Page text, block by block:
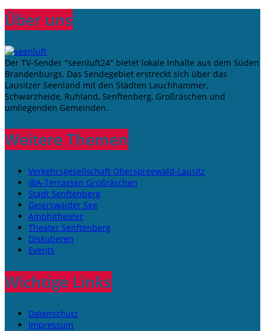
Über uns
Der TV-Sender "seenluft24" bietet lokale Inhalte aus dem Süden
Brandenburgs. Das Sendegebiet erstreckt sich über das
Lausitzer Seenland mit den Städten Lauchhammer,
Schwarzheide, Ruhland, Senftenberg, Großräschen und
umliegenden Gemeinden.
Weitere Themen
Verkehrsgesellschaft Oberspreewald-Lausitz
IBA-Terrassen Großräschen
Stadt Senftenberg
Geierswalder See
Amphitheater
Theater Senftenberg
Diskutieren
Events
Wichtige Links
Datenschutz
Impressum